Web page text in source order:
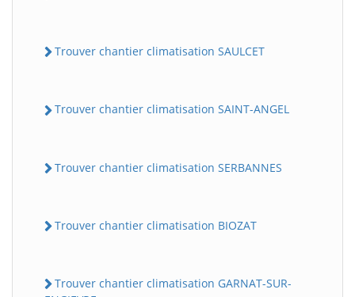
Trouver chantier climatisation SAULCET
Trouver chantier climatisation SAINT-ANGEL
Trouver chantier climatisation SERBANNES
Trouver chantier climatisation BIOZAT
Trouver chantier climatisation GARNAT-SUR-
BatiWebPro